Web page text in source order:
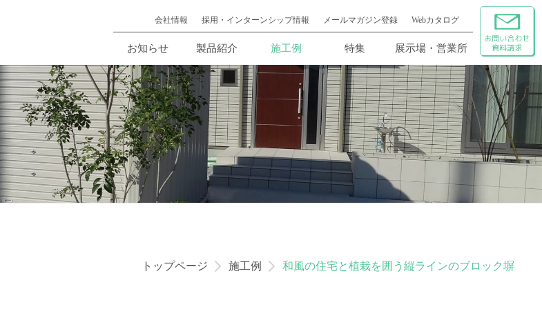
会社情報 採用・インターンシップ情報 メールマガジン登録 Webカタログ
お知らせ 製品紹介 施工例 特集 展示場・営業所
トップページ 施工例 和風の住宅と植栽を囲う縦ラインのブロック塀